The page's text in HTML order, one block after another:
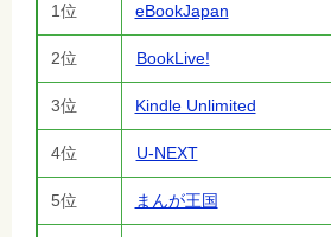
1位 eBookJapan
2位 BookLive!
3位 Kindle Unlimited
4位 U-NEXT
5位 まんが王国